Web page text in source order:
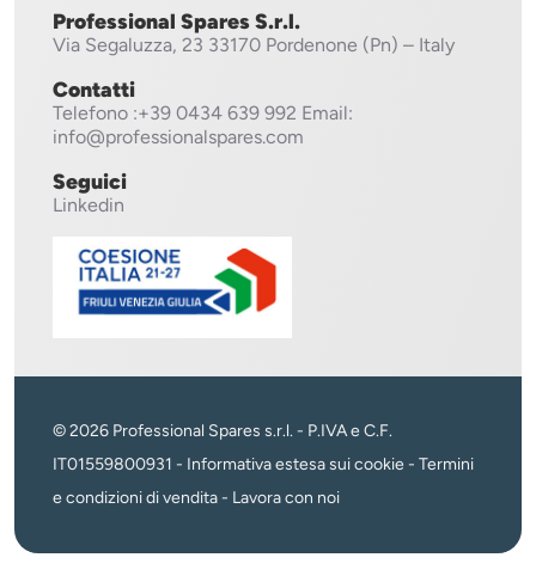
Professional Spares S.r.l.
Via Segaluzza, 23 33170 Pordenone (Pn) – Italy
Contatti
Telefono :+39 0434 639 992 Email:
info@professionalspares.com
Seguici
Linkedin
© 2026 Professional Spares s.r.l. - P.IVA e C.F.
IT01559800931 - Informativa estesa sui cookie - Termini
e condizioni di vendita- Lavora con noi